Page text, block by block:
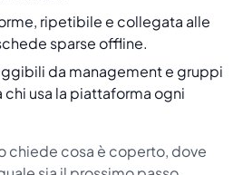
ripetibile e collegata alle
sparse offline.
da management e gruppi
chi usa la piattaforma ogni
chiede cosa è coperto, dove